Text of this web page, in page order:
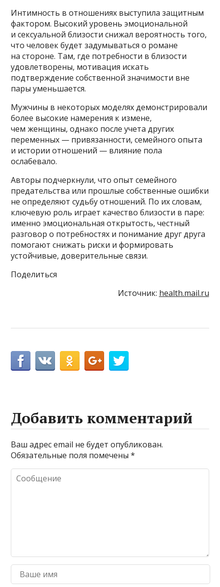
Интимность в отношениях выступила защитным
фактором. Высокий уровень эмоциональной
и сексуальной близости снижал вероятность того,
что человек будет задумываться о романе
на стороне. Там, где потребности в близости
удовлетворены, мотивация искать
подтверждение собственной значимости вне
пары уменьшается.
Мужчины в некоторых моделях демонстрировали
более высокие намерения к измене,
чем женщины, однако после учета других
переменных — привязанности, семейного опыта
и истории отношений — влияние пола
ослабевало.
Авторы подчеркнули, что опыт семейного
предательства или прошлые собственные ошибки
не определяют судьбу отношений. По их словам,
ключевую роль играет качество близости в паре:
именно эмоциональная открытость, честный
разговор о потребностях и понимание друг друга
помогают снижать риски и формировать
устойчивые, доверительные связи.
Поделиться
Источник: health.mail.ru
Добавить комментарий
Ваш адрес email не будет опубликован.
Обязательные поля помечены*